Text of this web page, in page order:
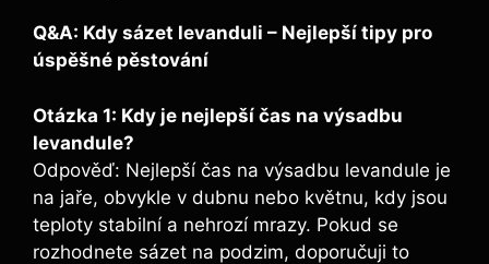
Q&A: Kdy sázet levanduli – Nejlepší tipy pro
úspěšné pěstování
Otázka 1: Kdy je nejlepší čas na výsadbu
levandule?
Odpověď: Nejlepší čas na výsadbu levandule je
na jaře, obvykle v dubnu nebo květnu, kdy jsou
teploty stabilní a nehrozí mrazy. Pokud se
rozhodnete sázet na podzim, doporučuji to